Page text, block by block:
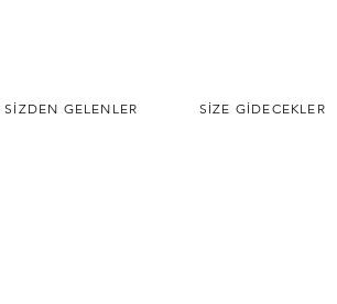
SİZDEN GELENLER SİZE GİDECEKLER